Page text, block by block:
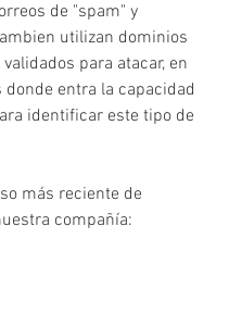
de "spam" y
utilizan dominios
para atacar, en
donde entra la capacidad
identificar este tipo de
más reciente de
compañía: